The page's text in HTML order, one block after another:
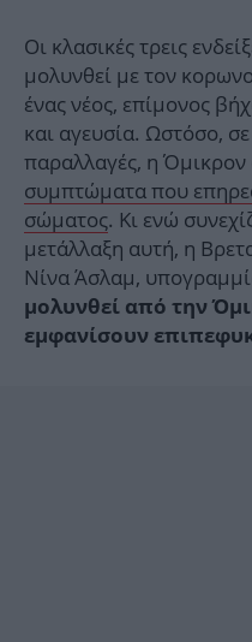
Οι κλασικές τρεις
μολυνθεί με τον
ένας νέος, επίμονος
και αγευσία. Ωστόσο,
παραλλαγές, η Όμικρον
συμπτώματα που
σώματος. Κι ενώ
μετάλλαξη αυτή, η
Νίνα Άσλαμ,
μολυνθεί από την
εμφανίσουν